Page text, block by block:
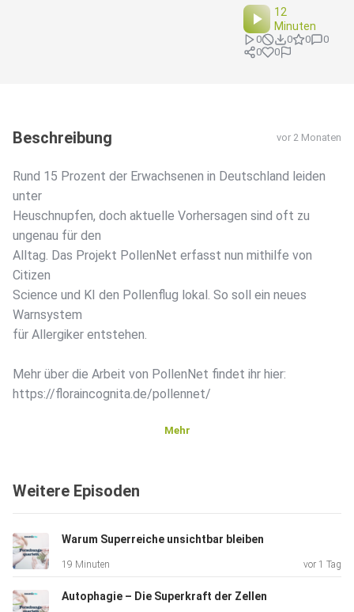
12
Minuten
0 0 0
0
0
0
Beschreibung vor 2 Monaten
Rund 15 Prozent der Erwachsenen in Deutschland leiden
unter
Heuschnupfen, doch aktuelle Vorhersagen sind oft zu
ungenau für den
Alltag. Das Projekt PollenNet erfasst nun mithilfe von
Citizen
Science und KI den Pollenflug lokal. So soll ein neues
Warnsystem
für Allergiker entstehen.
Mehr über die Arbeit von PollenNet findet ihr hier:
https://floraincognita.de/pollennet/
https://detektor.fm/wissen/forschungsquartett-pollen
Mehr
Weitere Episoden
Warum Superreiche unsichtbar bleiben
19 Minuten vor 1 Tag
Autophagie – Die Superkraft der Zellen